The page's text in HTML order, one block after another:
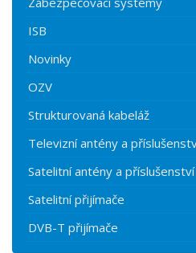
ISB
Novinky
OZV
Strukturovaná kabeláž
Televizní antény a
Satelitní antény a příslušenství
Satelitní přijímače
DVB-T přijímače